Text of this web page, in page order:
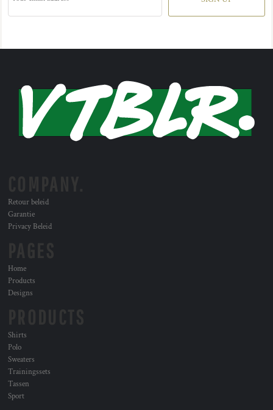
Retour beleid
Garantie
Privacy Beleid
Home
Products
Designs
Shirts
Polo
Sweaters
Trainingssets
Tassen
Sport